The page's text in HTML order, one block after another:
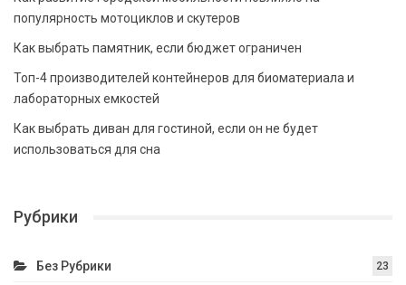
популярность мотоциклов и скутеров
Как выбрать памятник, если бюджет ограничен
Топ-4 производителей контейнеров для биоматериала и
лабораторных емкостей
Как выбрать диван для гостиной, если он не будет
использоваться для сна
Рубрики
Без Рубрики 23